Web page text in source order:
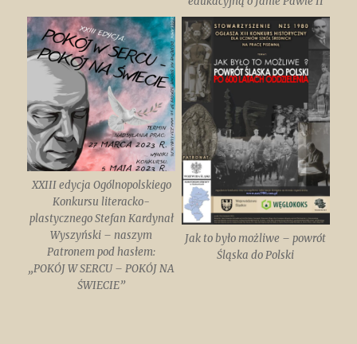
XXIII edycja Ogólnopolskiego
Konkursu literacko-
plastycznego Stefan Kardynał
Wyszyński – naszym
Patronem pod hasłem:
„POKÓJ W SERCU – POKÓJ NA
ŚWIECIE”
Jak to było możliwe – powrót
Śląska do Polski